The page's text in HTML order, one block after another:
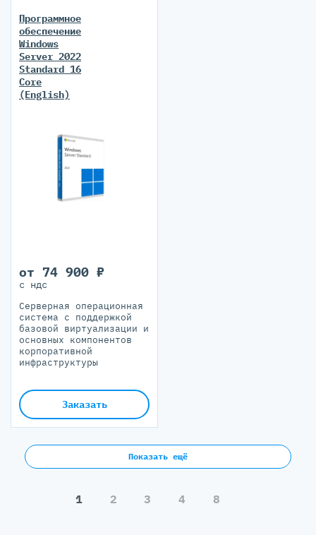
Программное
обеспечение
Windows
Server 2022
Standard 16
Core
(English)
от 74 900 ₽
с ндс
Серверная операционная
система с поддержкой
базовой виртуализации и
основных компонентов
корпоративной
инфраструктуры
Заказать
Показать ещё
1 2 3 4 8